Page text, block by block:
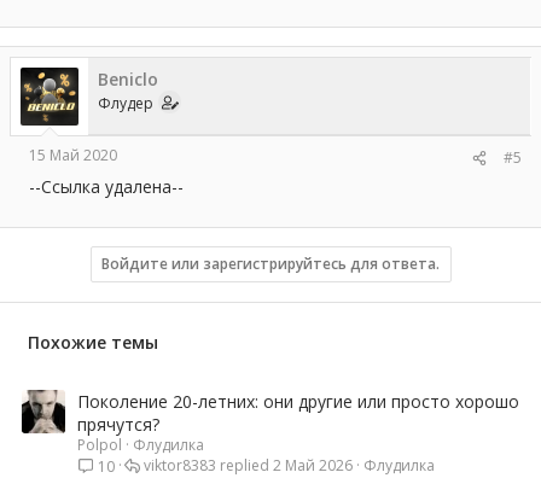
Beniclo
Флудер
15 Май 2020 #5
--Ссылка удалена--
Войдите или зарегистрируйтесь для ответа.
Похожие темы
Поколение 20-летних: они другие или просто хорошо
прячутся?
Polpol
Флудилка
10
Флудилка
2 Май 2026
viktor8383